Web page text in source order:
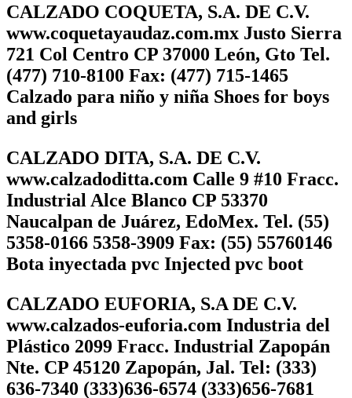
CALZADO COQUETA, S.A. DE C.V.
www.coquetayaudaz.com.mx Justo Sierra
721 Col Centro CP 37000 León, Gto Tel.
(477) 710-8100 Fax: (477) 715-1465
Calzado para niño y niña Shoes for boys
and girls
CALZADO DITA, S.A. DE C.V.
www.calzadoditta.com Calle 9 #10 Fracc.
Industrial Alce Blanco CP 53370
Naucalpan de Juárez, EdoMex. Tel. (55)
5358-0166 5358-3909 Fax: (55) 55760146
Bota inyectada pvc Injected pvc boot
CALZADO EUFORIA, S.A DE C.V.
www.calzados-euforia.com Industria del
Plástico 2099 Fracc. Industrial Zapopán
Nte. CP 45120 Zapopán, Jal. Tel: (333)
636-7340 (333)636-6574 (333)656-7681